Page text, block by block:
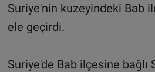
Suriye'nin kuzeyindeki Bab
ele geçirdi.
Suriye'de Bab ilçesine bağlı